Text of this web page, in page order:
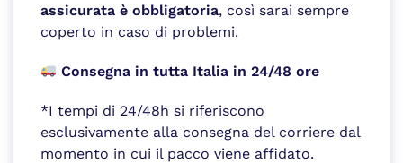
assicurata è obbligatoria, così sarai sempre
coperto in caso di problemi.
Consegna in tutta Italia in 24/48 ore
*I tempi di 24/48h si riferiscono
esclusivamente alla consegna del corriere dal
momento in cui il pacco viene affidato.